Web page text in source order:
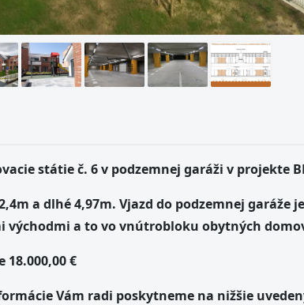
státie č. 6 v podzemnej garáži v projekte
a dlhé 4,97m. Vjazd do podzemnej
východmi a to vo vnútrobloku obytných
€
Vám radi poskytneme na nižšie